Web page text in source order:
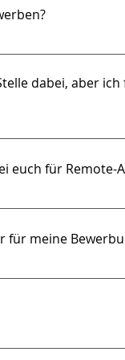
unser kurzes
an
dabei, aber
Wenn du
euch für Remote-
Woche remote
für meine
in jedem Fall
Kontakt an.